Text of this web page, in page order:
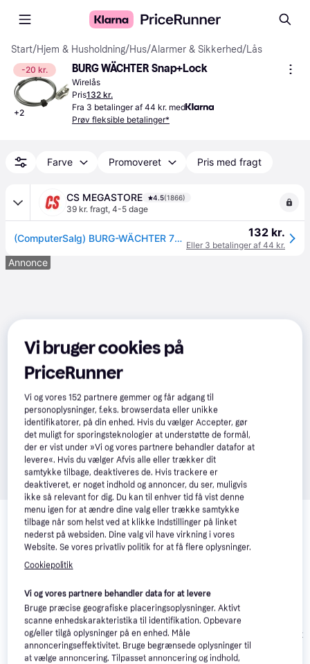
Start/Hjem & Husholdning/Hus/Alarmer & Sikkerhed/Lås
-20 kr.
+2
BURG WÄCHTER Snap+Lock
Wirelås
Pris132 kr.
Fra 3 betalinger af 44 kr. med
Prøv fleksible betalinger*
Farve Promoveret Pris med fragt
CS MEGASTORE 4.5(1866)
39 kr. fragt, 4-5 dage
(ComputerSalg) BURG-WÄCHTER 720 200, Kabellås, Sort, 4 cifret kombination, CE, 2000 mm, 5 mm 132 kr.
Eller 3 betalinger af 44 kr.
Annonce
Relaterede produkter
Se vores forslag til andre produkter, der matcher dine
interesser. Vis alle
ABUS løs bolt
Reef"
Vi bruger cookies på
PriceRunner
Vi og vores152 partnere gemmer og får adgang til
personoplysninger, f.eks. browserdata eller unikke
identifikatorer, på din enhed. Hvis du vælger Accepter, gør
det muligt for sporingsteknologier at understøtte de formål,
der er vist under »Vi og vores partnere behandler datafor at
levere«. Hvis du vælger Afvis alle eller trækker dit
samtykke tilbage, deaktiveres de. Hvis trackere er
deaktiveret, er noget indhold og annoncer, du ser, muligvis
ikke så relevant for dig. Du kan til enhver tid få vist denne
menu igen for at ændre dine valg eller trække samtykke
tilbage når som helst ved at klikke Indstillinger på linket
nederst på websiden. Dine valg vil have virkning i vores
Website. Se vores privatliv politik for at få flere oplysninger.
Cookiepolitik
Vi og vores partnere behandler data for at levere
Bruge præcise geografiske placeringsoplysninger. Aktivt
scanne enhedskarakteristika til identifikation. Opbevare
og/eller tilgå oplysninger på en enhed. Måle
annonceringseffektivitet. Bruge begrænsede oplysninger til
at vælge annoncering. Tilpasset annoncering og indhold,